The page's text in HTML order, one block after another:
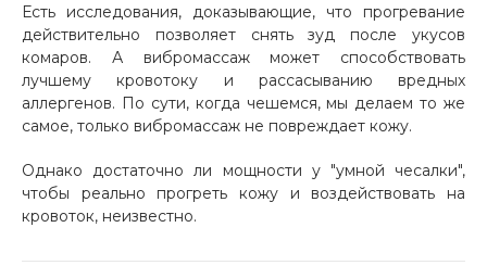
раз в 2
недели
8 800 302-02-51
plait.ru
Есть исследования, доказывающие, что прогревание
действительно позволяет снять зуд после укусов
комаров. А вибромассаж может способствовать
лучшему кровотоку и рассасыванию вредных
аллергенов. По сути, когда чешемся, мы делаем то же
самое, только вибромассаж не повреждает кожу.
Однако достаточно ли мощности у "умной чесалки",
чтобы реально прогреть кожу и воздействовать на
кровоток, неизвестно.